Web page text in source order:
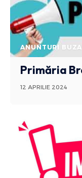
ANUNTURI
Primăria
12 APRILIE 2024